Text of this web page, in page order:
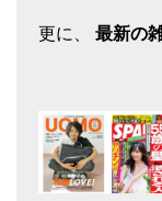
更に、 最新の